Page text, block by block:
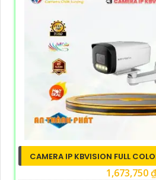
CAMERA IP KBVISION FULL
1,673,750 ₫